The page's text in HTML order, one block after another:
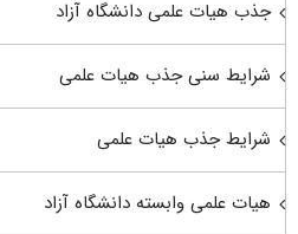
جذب هیات علمی دانشگاه آزاد
شرایط سنی جذب هیات علمی
شرایط جذب هیات علمی
هیات علمی وابسته دانشگاه آزاد